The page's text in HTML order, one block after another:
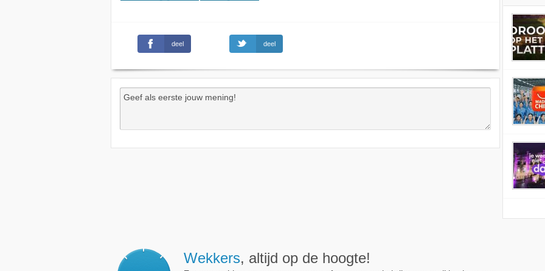
deel deel
Wekkers, altijd op de hoogte!